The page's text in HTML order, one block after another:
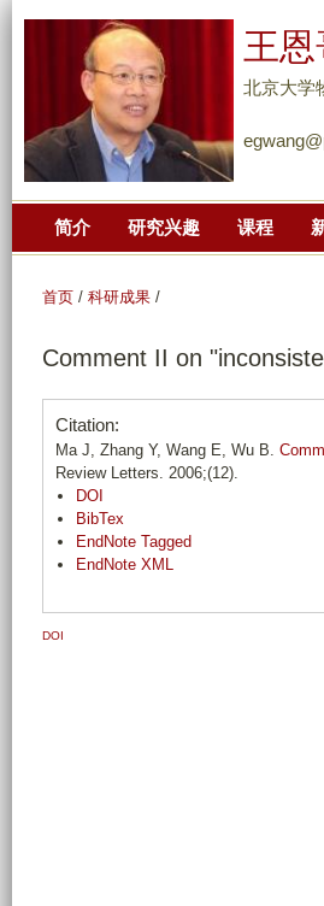
王恩
北京大学
简介 研究兴趣 课程
首页 / 科研成果 /
Comment II on
Citation:
Ma J, Zhang Y, Wang E, Wu B.
Review Letters. 2006;(12).
DOI
BibTex
EndNote Tagged
EndNote XML
DOI